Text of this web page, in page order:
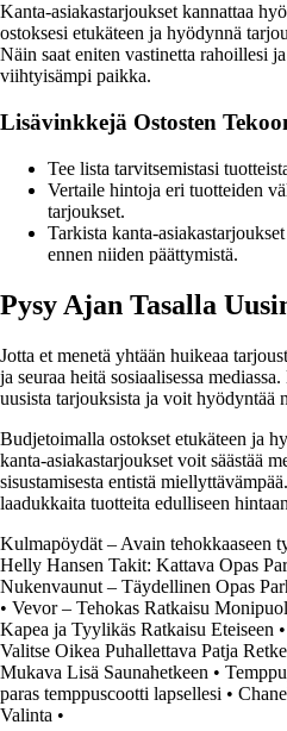
Kanta-asiakastarjoukset kannattaa
ostoksesi etukäteen ja hyödynnä
Näin saat eniten vastinetta rahoillesi
viihtyisämpi paikka.
Lisävinkkejä Ostosten
Tee lista tarvitsemistasi
Vertaile hintoja eri tuotteiden
tarjoukset.
Tarkista kanta-
ennen niiden päättymistä.
Pysy Ajan Tasalla
Jotta et menetä yhtään huikeaa
ja seuraa heitä sosiaalisessa
uusista tarjouksista ja voit hyödyntää
Budjetoimalla ostokset etukäteen ja
kanta-asiakastarjoukset voit säästää
sisustamisesta entistä
laadukkaita tuotteita edulliseen
Kulmapöydät – Avain tehokkaaseen
Helly Hansen Takit: Kattava Opas
Nukenvaunut – Täydellinen Opas
• Vevor – Tehokas Ratkaisu
Kapea ja Tyylikäs Ratkaisu Eteiseen •
Valitse Oikea Puhallettava Patja
Mukava Lisä Saunahetkeen •
paras temppuscootti lapsellesi •
Valinta •